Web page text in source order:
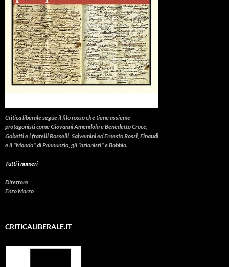
Critica liberalesegue il filo rosso che tiene assieme
protagonisti come Giovanni Amendola e Benedetto Croce,
Gobetti e i fratelli Rosselli, Salvemini ed Ernesto Rossi, Einaudi
e il "Mondo" di Pannunzio, gli "azionisti" e Bobbio.
Tutti i numeri
Direttore
Enzo Marzo
CRITICALIBERALE.IT